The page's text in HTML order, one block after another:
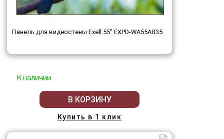
Панель для видеостены Exell 55" EXPD-WA55AB35
В наличии
В КОРЗИНУ
Купить в 1 клик